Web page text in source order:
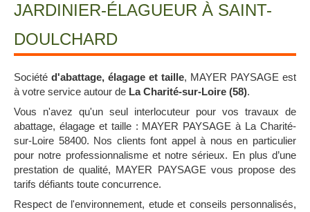
JARDINIER-ÉLAGUEUR À SAINT-
DOULCHARD
Société d'abattage, élagage et taille, MAYER PAYSAGE est
à votre service autour de La Charité-sur-Loire (58).
Vous n'avez qu'un seul interlocuteur pour vos travaux de
abattage, élagage et taille : MAYER PAYSAGE à La Charité-
sur-Loire 58400. Nos clients font appel à nous en particulier
pour notre professionnalisme et notre sérieux. En plus d’une
prestation de qualité, MAYER PAYSAGE vous propose des
tarifs défiants toute concurrence.
Respect de l'environnement, etude et conseils personnalisés,